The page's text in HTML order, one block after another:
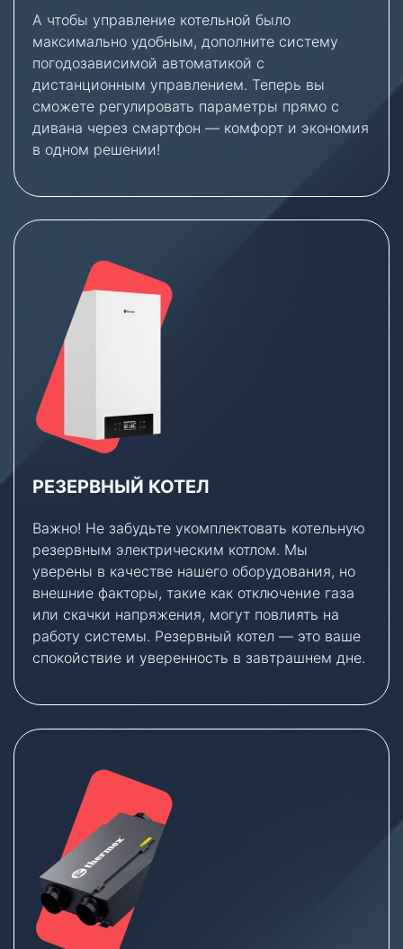
А чтобы управление котельной было
максимально удобным, дополните систему
погодозависимой автоматикой с
дистанционным управлением. Теперь вы
сможете регулировать параметры прямо с
дивана через смартфон — комфорт и экономия
в одном решении!
РЕЗЕРВНЫЙ КОТЕЛ
Важно! Не забудьте укомплектовать котельную
резервным электрическим котлом. Мы
уверены в качестве нашего оборудования, но
внешние факторы, такие как отключение газа
или скачки напряжения, могут повлиять на
работу системы. Резервный котел — это ваше
спокойствие и уверенность в завтрашнем дне.